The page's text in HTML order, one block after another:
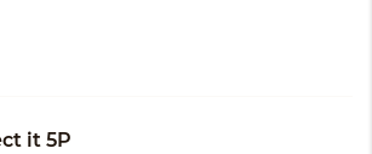
it 5P